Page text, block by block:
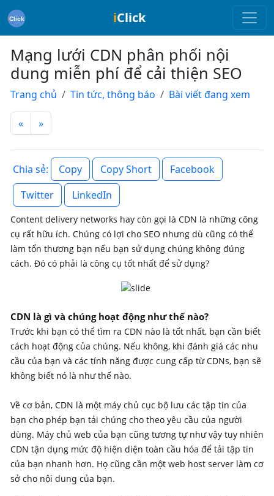
iClick
Mạng lưới CDN phân phối nội
dung miễn phí để cải thiện SEO
Trang chủ Tin tức, thông báo Bài viết đang xem
« »
Chia sẻ: Copy Copy Short
Facebook
Twitter
LinkedIn
Content delivery networks hay còn gọi là CDN là những công
cụ rất hữu ích. Chúng có lợi cho SEO nhưng dù cũng có thể
làm tổn thương bạn nếu bạn sử dụng chúng không đúng
cách. Đó có phải là công cụ tốt nhất để sử dụng?
CDN là gì và chúng hoạt động như thế nào?
Trước khi bạn có thể tìm ra CDN nào là tốt nhất, bạn cần biết
cách hoạt động của chúng. Nếu không, khi đánh giá các nhu
cầu của bạn và các tính năng được cung cấp từ CDNs, bạn sẽ
không biết nó là như thế nào.
Về cơ bản, CDN là một máy chủ cục bộ lưu các tập tin của
bạn cho phép bạn tải chúng cho theo yêu cầu của người
dùng. Máy chủ web của bạn cũng tương tự như vậy tuy nhiên
CDN tận dụng mức độ hiện diện toàn cầu hóa để tải tập tin
của bạn nhanh hơn. Họ cũng cần một web host server làm cơ
sở cho nội dung của bạn.